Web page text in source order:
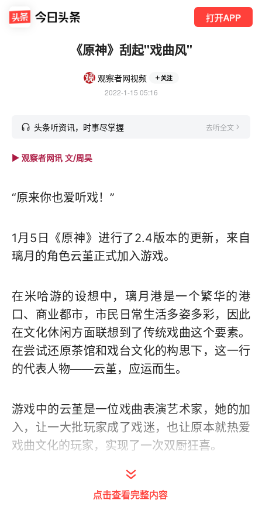
打开APP
《原神》刮起"戏曲风"
观察者网视频 关注
2022-1-15 05:16
头条听资讯，时事尽掌握 去听全文
► 观察者网讯 文/周昊
“原来你也爱听戏！”
1月5日《原神》进行了2.4版本的更新，来自
璃月的角色云堇正式加入游戏。
在米哈游的设想中，璃月港是一个繁华的港
口、商业都市，市民日常生活多姿多彩，因此
在文化休闲方面联想到了传统戏曲这个要素。
在尝试还原茶馆和戏台文化的构思下，这一行
的代表人物——云堇，应运而生。
游戏中的云堇是一位戏曲表演艺术家，她的加
入，让一大批玩家成了戏迷，也让原本就热爱
戏曲文化的玩家，实现了一次双厨狂喜。
观察者网注意到，云堇本身的角色设计包含了
很多传统戏曲的元素，除了在角色介绍界面奉
点击查看完整内容